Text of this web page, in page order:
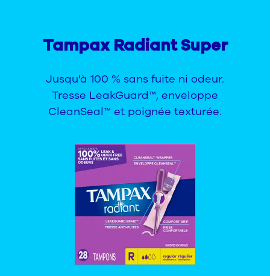
Tampax Radiant Super
Jusqu'à 100 % sans fuite ni odeur.
Tresse LeakGuard™, enveloppe
CleanSeal™ et poignée texturée.